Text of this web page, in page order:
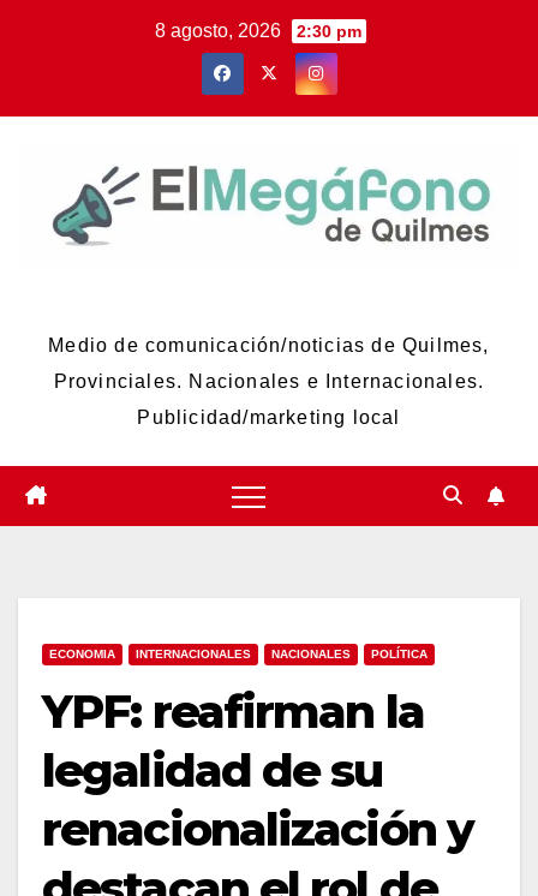
8 agosto, 2026 2:30 pm
Medio de comunicación/noticias de Quilmes,
Provinciales. Nacionales e Internacionales.
Publicidad/marketing local
ECONOMIA INTERNACIONALES NACIONALES POLÍTICA
YPF: reafirman la
legalidad de su
renacionalización y